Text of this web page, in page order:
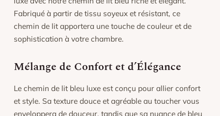
Fabriqué à partir de tissu soyeux et résistant, ce
chemin de lit apportera une touche de couleur et de
sophistication à votre chambre.
Mélange de Confort et d’Élégance
Le chemin de lit bleu luxe est conçu pour allier confort
et style. Sa texture douce et agréable au toucher vous
enveloppera de douceur, tandis que sa nuance de bleu